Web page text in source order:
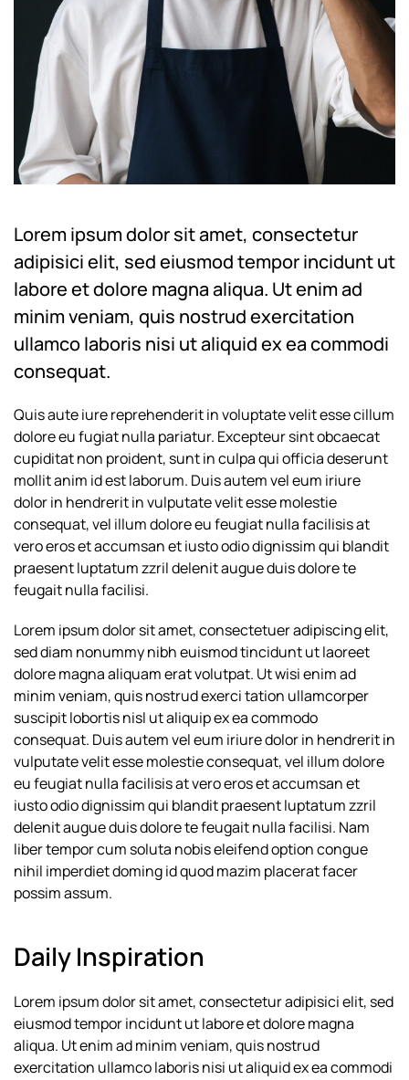
Lorem ipsum dolor sit amet, consectetur
adipisici elit, sed eiusmod tempor incidunt ut
labore et dolore magna aliqua. Ut enim ad
minim veniam, quis nostrud exercitation
ullamco laboris nisi ut aliquid ex ea commodi
consequat.
Quis aute iure reprehenderit in voluptate velit esse cillum
dolore eu fugiat nulla pariatur. Excepteur sint obcaecat
cupiditat non proident, sunt in culpa qui officia deserunt
mollit anim id est laborum. Duis autem vel eum iriure
dolor in hendrerit in vulputate velit esse molestie
consequat, vel illum dolore eu feugiat nulla facilisis at
vero eros et accumsan et iusto odio dignissim qui blandit
praesent luptatum zzril delenit augue duis dolore te
feugait nulla facilisi.
Lorem ipsum dolor sit amet, consectetuer adipiscing elit,
sed diam nonummy nibh euismod tincidunt ut laoreet
dolore magna aliquam erat volutpat. Ut wisi enim ad
minim veniam, quis nostrud exerci tation ullamcorper
suscipit lobortis nisl ut aliquip ex ea commodo
consequat. Duis autem vel eum iriure dolor in hendrerit in
vulputate velit esse molestie consequat, vel illum dolore
eu feugiat nulla facilisis at vero eros et accumsan et
iusto odio dignissim qui blandit praesent luptatum zzril
delenit augue duis dolore te feugait nulla facilisi. Nam
liber tempor cum soluta nobis eleifend option congue
nihil imperdiet doming id quod mazim placerat facer
possim assum.
Daily Inspiration
Lorem ipsum dolor sit amet, consectetur adipisici elit, sed
eiusmod tempor incidunt ut labore et dolore magna
aliqua. Ut enim ad minim veniam, quis nostrud
exercitation ullamco laboris nisi ut aliquid ex ea commodi